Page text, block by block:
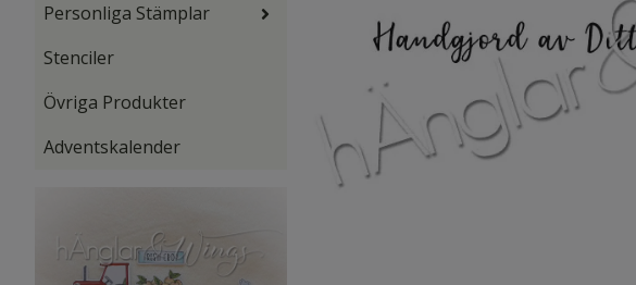
Personliga Stämplar
Stenciler
Övriga Produkter
Adventskalender